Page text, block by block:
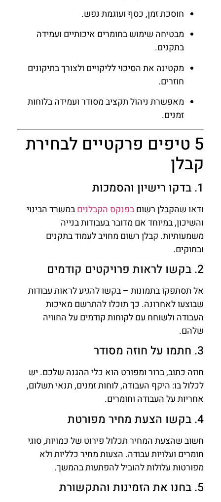
חוסכת זמן, כסף ועוגמת נפש.
מבטיחה שימוש בחומרים איכותיים ועמידה
בתקנים.
מקטינה את הסיכוי לליקויים ולצורך בתיקונים
חוזרים.
מאפשרת ניהול תקציב מסודר ועמידה בלוחות
זמנים.
5 טיפים פרקטיים לבחירת
קבלן
1. בדקו רישיון והסמכות
ודאו שהקבלן רשוםבפנקס הקבלניםבמשרד הבינוי
והשיכון, במיוחד אם מדובר בעבודות בנייה
משמעותיות. קבלן רשום מחויב לעמוד בתקנים
ובחוקים.
2. בקשו לראות פרויקטים קודמים
אל תסתפקו בתמונות – בקשו להגיע לראות עבודות
שבוצעו לאחרונה. כך תוכלו להתרשם מאיכות
העבודה ולשוחח עם לקוחות קודמים על החוויה
שלהם.
3. חתמו על חוזה מסודר
חוזה כתוב, ברור ומפורט הוא כלי ההגנה שלכם. יש
לכלול בו: היקף העבודה, לוחות זמנים, תנאי תשלום,
אחריות על העבודה וחומרים.
4. בקשו הצעת מחיר מפורטת
חשוב שהצעת המחיר תכלול פירוט של כמויות, סוגי
חומרים ועלויות עבודה. הצעות מחיר כלליות ולא
מפורטות עלולות להוביל להפתעות בהמשך.
5. בחנו את הזמינות והתקשורת